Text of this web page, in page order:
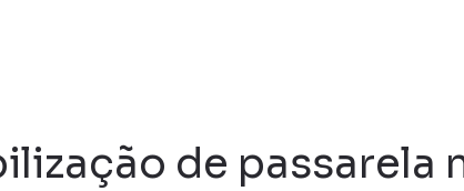
de passarela